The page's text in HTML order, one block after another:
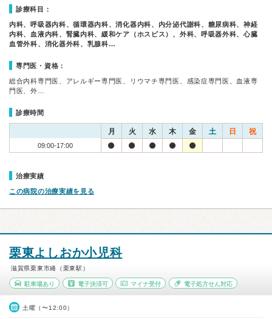
診療科目：
内科、呼吸器内科、循環器内科、消化器内科、内分泌代謝科、糖尿病科、神経
内科、血液内科、腎臓内科、緩和ケア（ホスピス）、外科、呼吸器外科、心臓
血管外科、消化器外科、乳腺科…
専門医・資格：
総合内科専門医、アレルギー専門医、リウマチ専門医、感染症専門医、血液専
門医、外…
診療時間
月 火 水 木 金 土 日 祝
09:00-17:00
治療実績
この病院の治療実績を見る
栗東よしおか小児科
滋賀県栗東市綣（栗東駅）
駐車場あり 電子決済可 マイナ受付 電子処方せん対応
土曜（〜12:00）